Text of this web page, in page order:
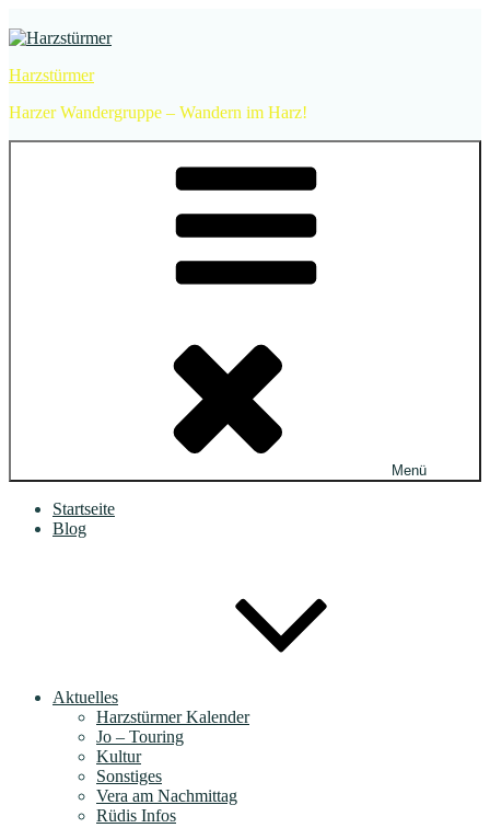
Inhalt
Harzstürmer
Harzer Wandergruppe – Wandern im Harz!
Menü
Startseite
Blog
Aktuelles
Harzstürmer Kalender
Jo – Touring
Kultur
Sonstiges
Vera am Nachmittag
Rüdis Infos